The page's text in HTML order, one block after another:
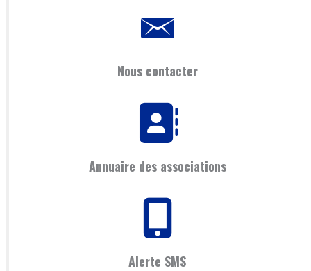
Nous contacter
Annuaire des associations
Alerte SMS